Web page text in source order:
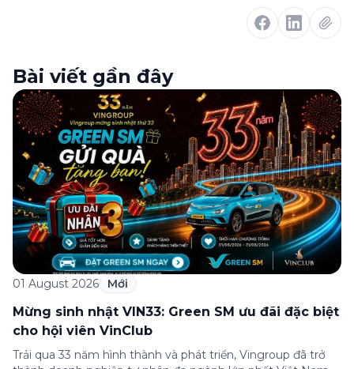
Bài viết gần đây
01 August 2026 Mới
Mừng sinh nhật VIN33: Green SM ưu đãi đặc biệt
cho hội viên VinClub
Trải qua 33 năm hình thành và phát triển, Vingroup đã trở